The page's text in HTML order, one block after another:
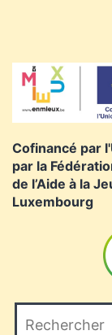
Cofinancé par
par la
de l’Aide à la
Luxembourg